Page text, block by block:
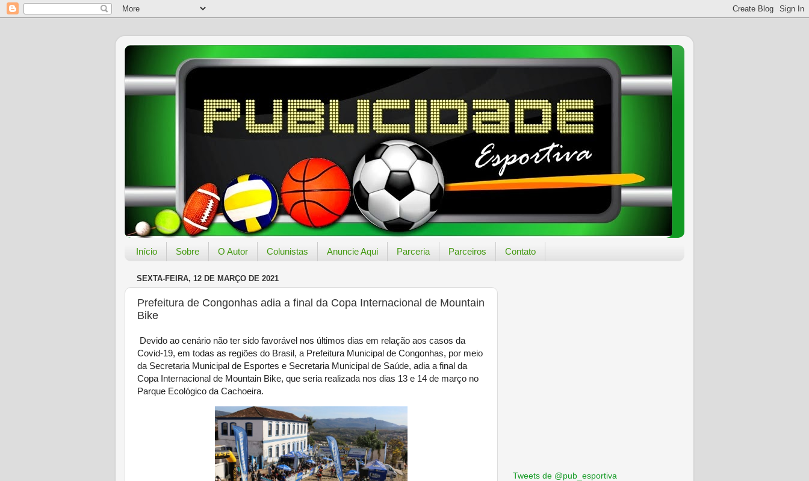
Início Sobre O Autor Colunistas Anuncie Aqui Parceria Parceiros Contato
SEXTA-FEIRA, 12 DE MARÇO DE 2021
Prefeitura de Congonhas adia a final da Copa Internacional de Mountain
Bike
Devido ao cenário não ter sido favorável nos últimos dias em relação aos casos da
Covid-19, em todas as regiões do Brasil, a Prefeitura Municipal de Congonhas, por meio
da Secretaria Municipal de Esportes e Secretaria Municipal de Saúde, adia a final da
Copa Internacional de Mountain Bike, que seria realizada nos dias 13 e 14 de março no
Parque Ecológico da Cachoeira.
Tweets de @pub_esportiva